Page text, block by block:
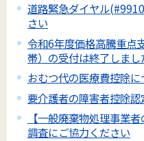
道路緊急ダイヤル
さい
令和6年度価格高騰重点
帯）の受付は終了しまし
おむつ代の医療費控除に
要介護者の障害者控除認
【一般廃棄物処理事業
調査にご協力ください